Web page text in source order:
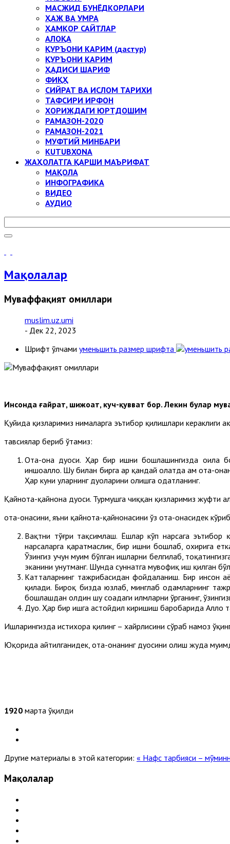
МАСЖИД БУНЁДКОРЛАРИ
ҲАЖ ВА УМРА
ҲАМКОР САЙТЛАР
АЛОҚА
ҚУРЪОНИ КАРИМ (дастур)
ҚУРЪОНИ КАРИМ
ҲАДИСИ ШАРИФ
ФИҚҲ
СИЙРАТ ВА ИСЛОМ ТАРИХИ
ТАФСИРИ ИРФОН
ХОРИЖДАГИ ЮРТДОШИМ
РАМАЗОН-2020
РАМАЗОН-2021
МУФТИЙ МИНБАРИ
KUTUBXONA
ЖАҲОЛАТГА ҚАРШИ МАЪРИФАТ
МАҚОЛА
ИНФОГРАФИКА
ВИДЕО
АУДИО
Мақолалар
Муваффақият омиллари
muslim.uz.umi
- Дек 22, 2023
Шрифт ўлчами уменьшить размер шрифта
Инсонда ғайрат, шижоат, куч-қувват бор. Лекин булар
Қуйида қизларимиз нималарга эътибор қилишлари кераклиги
тавсиялар бериб ўтамиз:
Ота-она дуоси. Ҳар бир ишни бошлашингизда оила
иншоаллоҳ. Шу билан бирга ҳар қандай ҳолатда ҳам ота-
Ҳар куни уларнинг дуоларини олишга одатланинг.
Қайнота-қайнона дуоси. Турмушга чиққан қизларимиз жуфти
ота-онасини, яъни қайнота-қайнонасини ўз ота-онасидек
Вақтни тўғри тақсимлаш. Ёшлар кўп нарсага эътибор
нарсаларга қаратмаслик, бир ишни бошлаб, охирига
Ўзингиз учун муҳим бўлган ишларни белгилаб,
эканини унутманг. Шунда суннатга мувофиқ иш қилган
Катталарнинг тажрибасидан фойдаланиш. Бир инсон
қилади. Бироқ бизда юзлаб, минглаб одамларнинг
бошлашдан олдин шу соҳадаги илмларни ўрганинг,
Дуо. Ҳар бир ишга астойдил киришиш баробарида Аллоҳ
Ишларингизда истихора қилинг – хайрлисини сўраб намоз
Юқорида айтилганидек, ота-онанинг дуосини олиш жуда
1920 марта ўқилди
Другие материалы в этой категории: « Нафс тарбияси –
Мақолалар